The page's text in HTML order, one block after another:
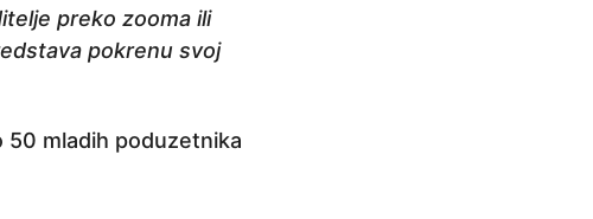
preko zooma ili
pokrenu svoj
50 mladih poduzetnika